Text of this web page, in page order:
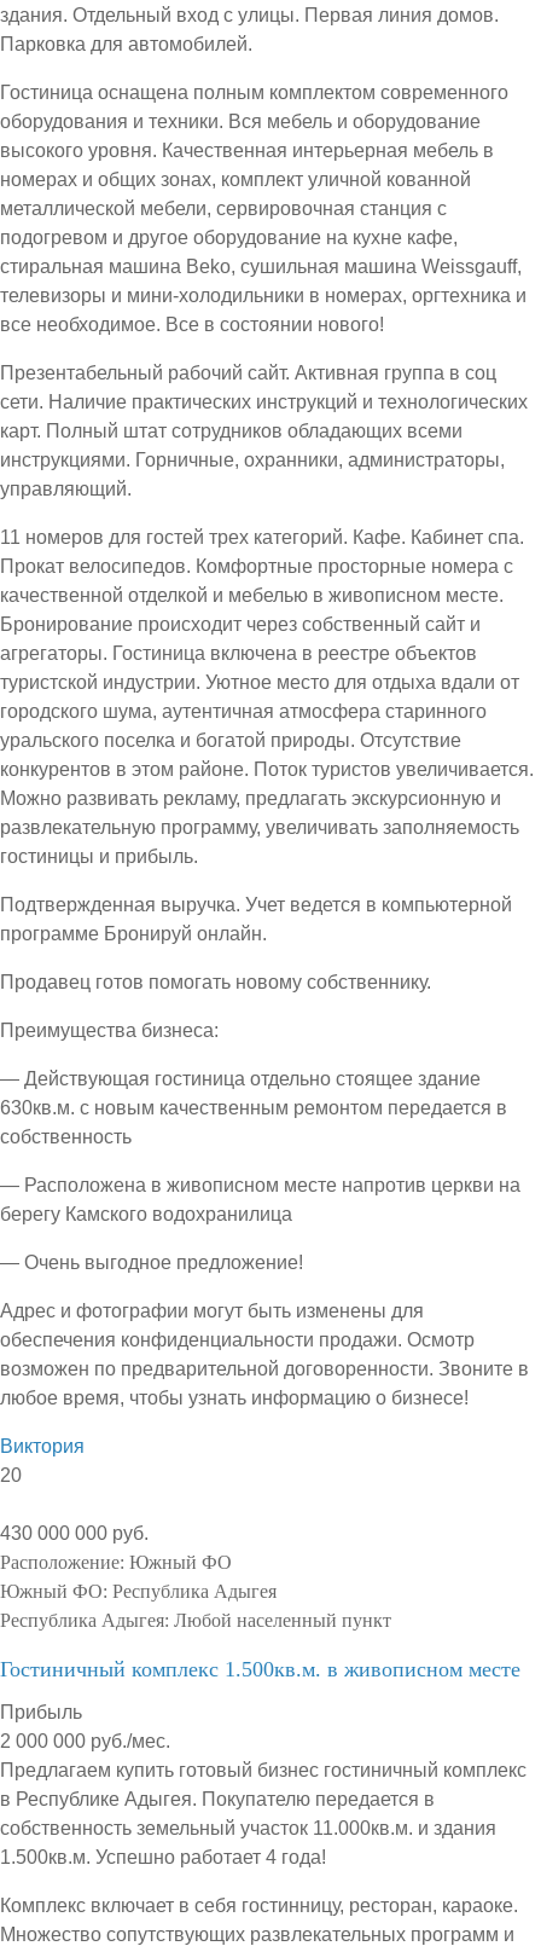
здания. Отдельный вход с улицы. Первая линия домов.
Парковка для автомобилей.
Гостиница оснащена полным комплектом современного
оборудования и техники. Вся мебель и оборудование
высокого уровня. Качественная интерьерная мебель в
номерах и общих зонах, комплект уличной кованной
металлической мебели, сервировочная станция с
подогревом и другое оборудование на кухне кафе,
стиральная машина Beko, сушильная машина Weissgauff,
телевизоры и мини-холодильники в номерах, оргтехника и
все необходимое. Все в состоянии нового!
Презентабельный рабочий сайт. Активная группа в соц
сети. Наличие практических инструкций и технологических
карт. Полный штат сотрудников обладающих всеми
инструкциями. Горничные, охранники, администраторы,
управляющий.
11 номеров для гостей трех категорий. Кафе. Кабинет спа.
Прокат велосипедов. Комфортные просторные номера с
качественной отделкой и мебелью в живописном месте.
Бронирование происходит через собственный сайт и
агрегаторы. Гостиница включена в реестре объектов
туристской индустрии. Уютное место для отдыха вдали от
городского шума, аутентичная атмосфера старинного
уральского поселка и богатой природы. Отсутствие
конкурентов в этом районе. Поток туристов увеличивается.
Можно развивать рекламу, предлагать экскурсионную и
развлекательную программу, увеличивать заполняемость
гостиницы и прибыль.
Подтвержденная выручка. Учет ведется в компьютерной
программе Бронируй онлайн.
Продавец готов помогать новому собственнику.
Преимущества бизнеса:
— Действующая гостиница отдельно стоящее здание
630кв.м. с новым качественным ремонтом передается в
собственность
— Расположена в живописном месте напротив церкви на
берегу Камского водохранилица
— Очень выгодное предложение!
Адрес и фотографии могут быть изменены для
обеспечения конфиденциальности продажи. Осмотр
возможен по предварительной договоренности. Звоните в
любое время, чтобы узнать информацию о бизнесе!
Виктория
20
430 000 000 руб.
Расположение: Южный ФО
Южный ФО: Республика Адыгея
Республика Адыгея: Любой населенный пункт
Гостиничный комплекс 1.500кв.м. в живописном месте
Прибыль
2 000 000 руб./мес.
Предлагаем купить готовый бизнес гостиничный комплекс
в Республике Адыгея. Покупателю передается в
собственность земельный участок 11.000кв.м. и здания
1.500кв.м. Успешно работает 4 года!
Комплекс включает в себя гостинницу, ресторан, караоке.
Множество сопутствующих развлекательных программ и